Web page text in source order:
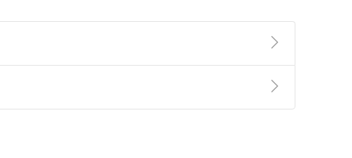
第2條第5款之規定，「非以有形媒介提供之數位